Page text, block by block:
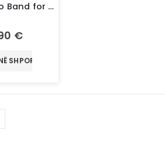
Premium Pro Band for Apple Watch 42/44/45/46/49mm – Portokalli / Bardhë
€
SHPORTË